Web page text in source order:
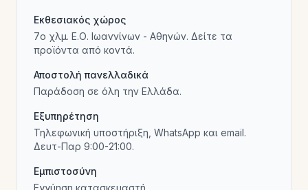
Εκθεσιακός χώρος
7ο χλμ. Ε.Ο. Ιωαννίνων - Αθηνών. Δείτε τα
προϊόντα από κοντά.
Αποστολή πανελλαδικά
Παράδοση σε όλη την Ελλάδα.
Εξυπηρέτηση
Τηλεφωνική υποστήριξη, WhatsApp και email.
Δευτ-Παρ 9:00-21:00.
Εμπιστοσύνη
Εγγύηση κατασκευαστή.